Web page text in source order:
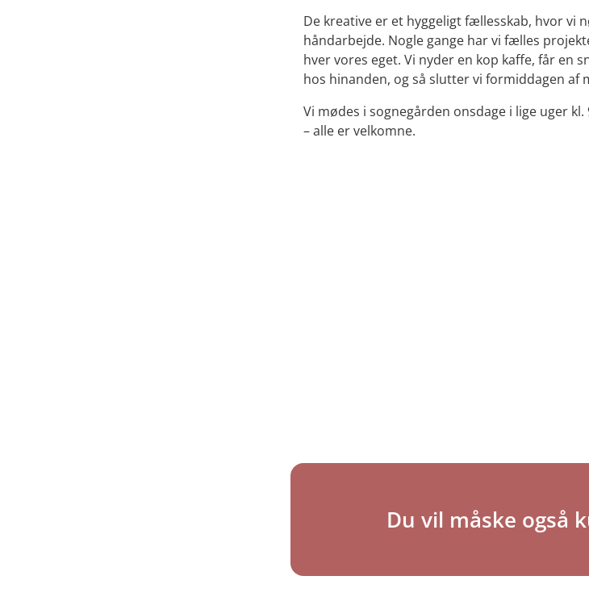
De kreative er et hyggeligt fællesskab, hvor vi
håndarbejde. Nogle gange har vi fælles
hver vores eget. Vi nyder en kop kaffe, får en
hos hinanden, og så slutter vi formiddagen af
Vi mødes i sognegården onsdage i lige uger
– alle er velkomne.
Du vil måske også